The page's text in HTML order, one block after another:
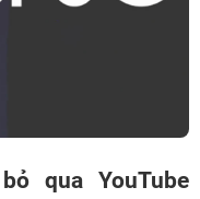
qua YouTube